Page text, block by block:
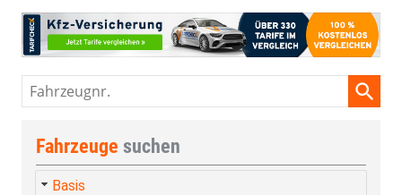
Fahrzeugnr.
Fahrzeuge suchen
Basis